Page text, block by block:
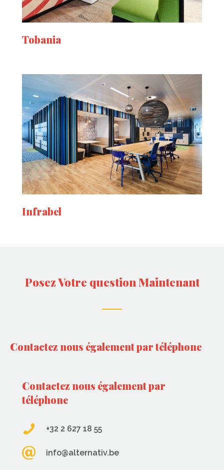
Tobania
Infrabel
Posez Votre question Maintenant
Contactez nous également par téléphone
Contactez nous également par
téléphone
+32 2 627 18 55
info@alternativ.be